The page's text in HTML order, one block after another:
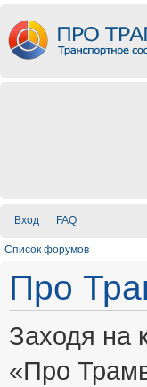
Вход FAQ
Список форумов
Про
Заходя на
«Про